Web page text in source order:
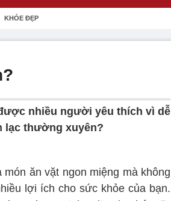
KHỎE ĐẸP
nhiều người yêu thích vì dễ
lạc thường xuyên?
ăn vặt ngon miệng mà không
lợi ích cho sức khỏe của bạn.